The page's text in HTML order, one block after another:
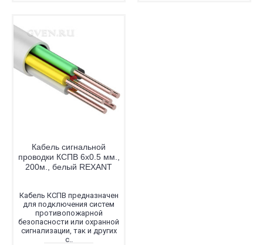
Кабель сигнальной
проводки КСПВ 6х0.5 мм.,
200м., белый REXANT
Кабель КСПВ предназначен
для подключения систем
противопожарной
безопасности или охранной
сигнализации, так и других
с..